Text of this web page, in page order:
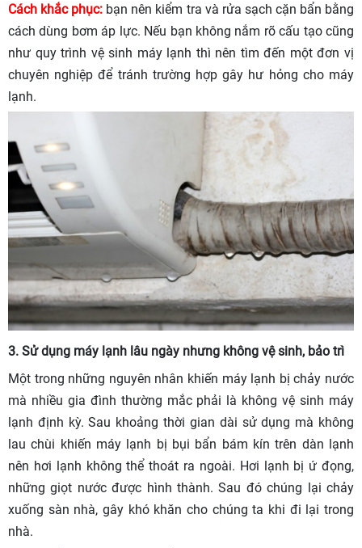
Cách khắc phục: bạn nên kiểm tra và rửa sạch cặn bẩn bằng
cách dùng bơm áp lực. Nếu bạn không nắm rõ cấu tạo cũng
như quy trình vệ sinh máy lạnh thì nên tìm đến một đơn vị
chuyên nghiệp để tránh trường hợp gây hư hỏng cho máy
lạnh.
3. Sử dụng máy lạnh lâu ngày nhưng không vệ sinh, bảo trì
Một trong những nguyên nhân khiến máy lạnh bị chảy nước
mà nhiều gia đình thường mắc phải là không vệ sinh máy
lạnh định kỳ. Sau khoảng thời gian dài sử dụng mà không
lau chùi khiến máy lạnh bị bụi bẩn bám kín trên dàn lạnh
nên hơi lạnh không thể thoát ra ngoài. Hơi lạnh bị ứ đọng,
những giọt nước được hình thành. Sau đó chúng lại chảy
xuống sàn nhà, gây khó khăn cho chúng ta khi đi lại trong
nhà.